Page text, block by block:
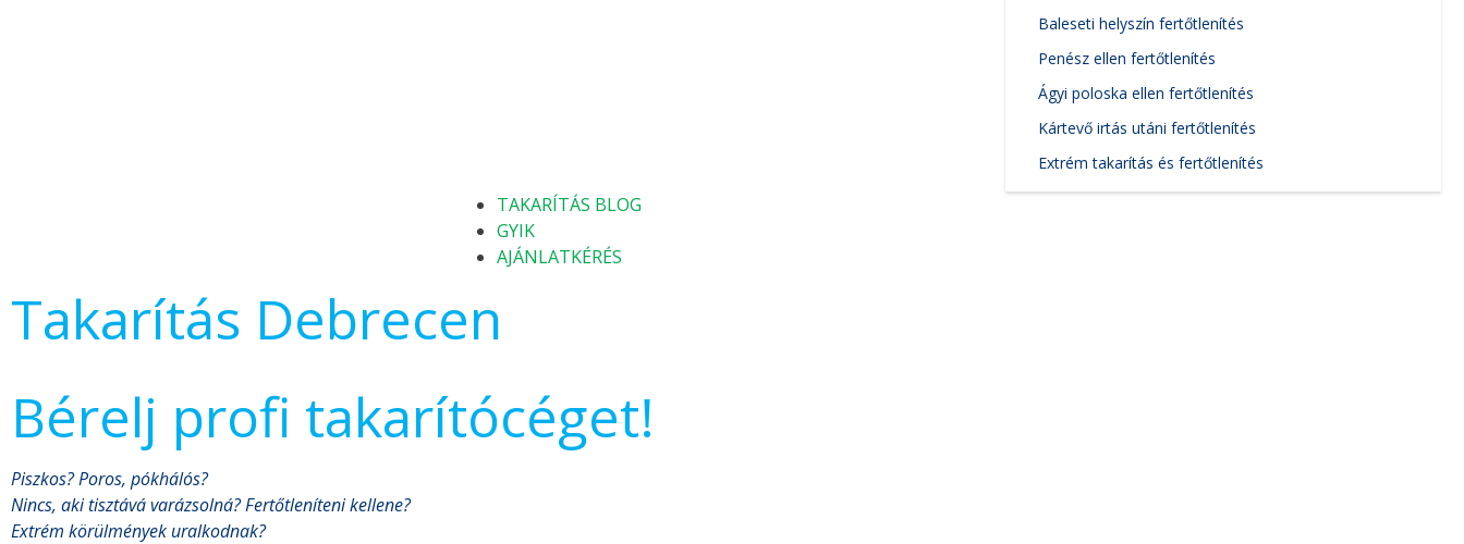
Baleseti helyszín fertőtlenítés
Penész ellen fertőtlenítés
Ágyi poloska ellen fertőtlenítés
Kártevő irtás utáni fertőtlenítés
Extrém takarítás és fertőtlenítés
TAKARÍTÁS BLOG
GYIK
AJÁNLATKÉRÉS
Takarítás Debrecen
Bérelj profi takarítócéget!
Piszkos? Poros, pókhálós?
Nincs, aki tisztává varázsolná? Fertőtleníteni kellene?
Extrém körülmények uralkodnak?